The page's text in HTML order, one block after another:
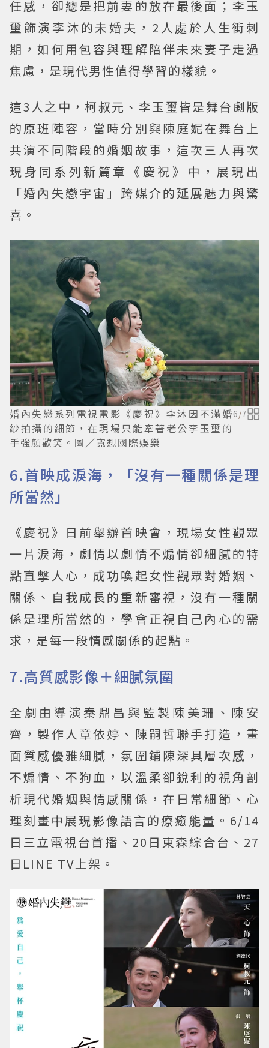
任感，卻總是把前妻的放在最後面；李玉
璽飾演李沐的未婚夫，2人處於人生衝刺
期，如何用包容與理解陪伴未來妻子走過
焦慮，是現代男性值得學習的樣貌。
這3人之中，柯叔元、李玉璽皆是舞台劇版
的原班陣容，當時分別與陳庭妮在舞台上
共演不同階段的婚姻故事，這次三人再次
現身同系列新篇章《慶祝》中，展現出
「婚內失戀宇宙」跨媒介的延展魅力與驚
喜。
婚內失戀系列電視電影《慶祝》李沐因不滿婚
紗拍攝的細節，在現場只能牽著老公李玉璽的
手強顏歡笑。圖／寬想國際娛樂
6/7
6.首映成淚海，「沒有一種關係是理
所當然」
《慶祝》日前舉辦首映會，現場女性觀眾
一片淚海，劇情以劇情不煽情卻細膩的特
點直擊人心，成功喚起女性觀眾對婚姻、
關係、自我成長的重新審視，沒有一種關
係是理所當然的，學會正視自己內心的需
求，是每一段情感關係的起點。
7.高質感影像＋細膩氛圍
全劇由導演秦鼎昌與監製陳美珊、陳安
齊，製作人章依婷、陳嗣哲聯手打造，畫
面質感優雅細膩，氛圍鋪陳深具層次感，
不煽情、不狗血，以溫柔卻銳利的視角剖
析現代婚姻與情感關係，在日常細節、心
理刻畫中展現影像語言的療癒能量。6/14
日三立電視台首播、20日東森綜合台、27
日LINE TV上架。